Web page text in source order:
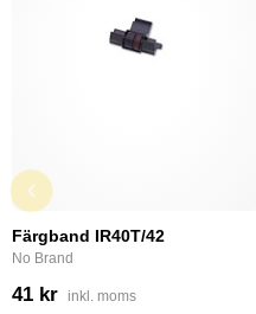
Färgband IR40T/42
No Brand
41 kr inkl. moms